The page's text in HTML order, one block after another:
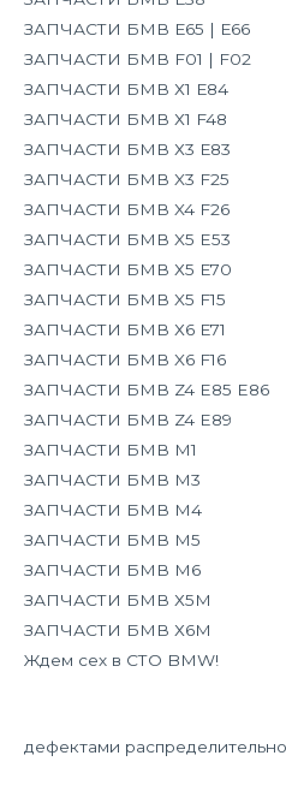
ЗАПЧАСТИ БМВ Е65 | Е66
ЗАПЧАСТИ БМВ F01 | F02
ЗАПЧАСТИ БМВ Х1 Е84
ЗАПЧАСТИ БМВ Х1 F48
ЗАПЧАСТИ БМВ Х3 Е83
ЗАПЧАСТИ БМВ X3 F25
ЗАПЧАСТИ БМВ X4 F26
ЗАПЧАСТИ БМВ X5 E53
ЗАПЧАСТИ БМВ Х5 Е70
ЗАПЧАСТИ БМВ X5 F15
ЗАПЧАСТИ БМВ Х6 Е71
ЗАПЧАСТИ БМВ X6 F16
ЗАПЧАСТИ БМВ Z4 E85 E86
ЗАПЧАСТИ БМВ Z4 E89
ЗАПЧАСТИ БМВ М1
ЗАПЧАСТИ БМВ М3
ЗАПЧАСТИ БМВ М4
ЗАПЧАСТИ БМВ М5
ЗАПЧАСТИ БМВ М6
ЗАПЧАСТИ БМВ Х5М
ЗАПЧАСТИ БМВ Х6М
Ждем сех в СТО BMW!
дефектами